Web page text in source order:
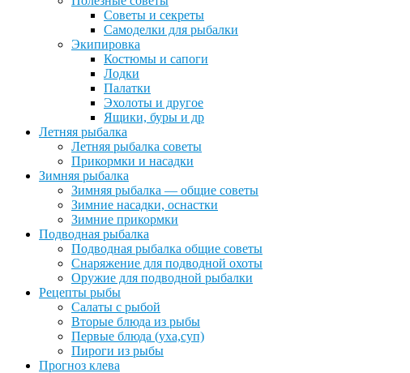
Советы и секреты
Самоделки для рыбалки
Экипировка
Костюмы и сапоги
Лодки
Палатки
Эхолоты и другое
Ящики, буры и др
Летняя рыбалка
Летняя рыбалка советы
Прикормки и насадки
Зимняя рыбалка
Зимняя рыбалка — общие советы
Зимние насадки, оснастки
Зимние прикормки
Подводная рыбалка
Подводная рыбалка общие советы
Снаряжение для подводной охоты
Оружие для подводной рыбалки
Рецепты рыбы
Салаты с рыбой
Вторые блюда из рыбы
Первые блюда (уха,суп)
Пироги из рыбы
Прогноз клева